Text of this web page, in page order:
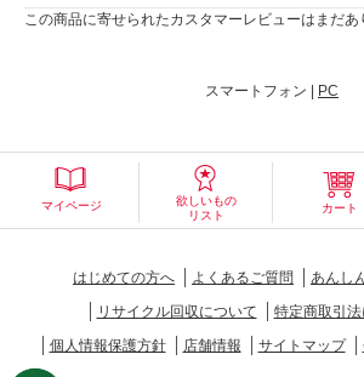
この商品に寄せられたカスタマーレビューはまだあ
スマートフォン |
PC
マイページ
欲しいもの
リスト
カート
はじめての方へ よくあるご質問
あんし
リサイクル回収について
特定商取引
個人情報保護方針
店舗情報 サイトマップ